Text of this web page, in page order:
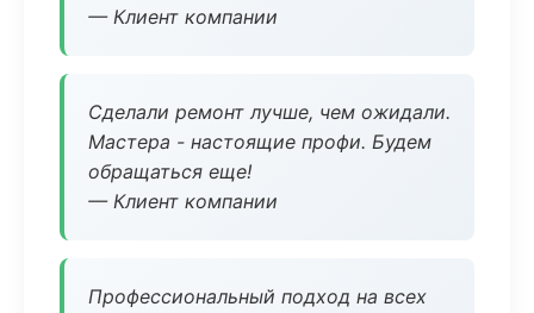
— Клиент компании
Сделали ремонт лучше, чем ожидали.
Мастера - настоящие профи. Будем
обращаться еще!
— Клиент компании
Профессиональный подход на всех